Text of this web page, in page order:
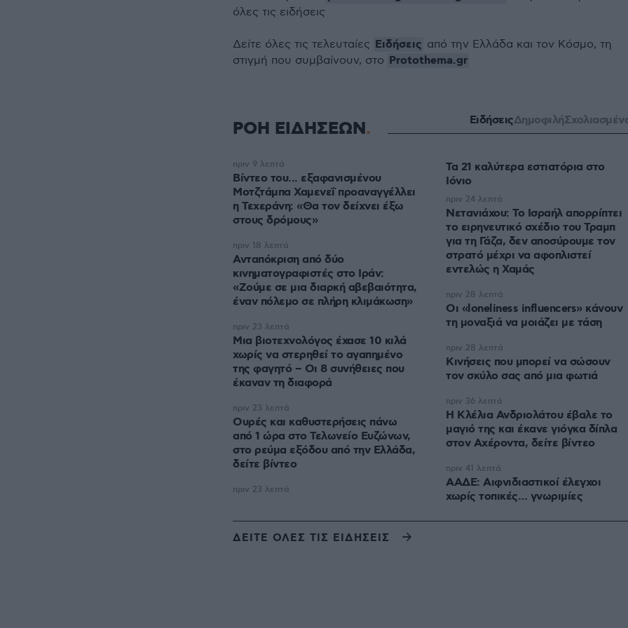
όλες τις ειδήσεις
Δείτε όλες τις τελευταίες Ειδήσεις από την Ελλάδα και τον Κόσμο, τη
στιγμή που συμβαίνουν, στο Protothema.gr
ΡΟΗ ΕΙΔΗΣΕΩΝ ΕιδήσειςΔημοφιλή
Βίντεο του... εξαφανισμένου
Μοτζτάμπα Χαμενεΐ προαναγγέλλει
η Τεχεράνη: «Θα τον δείχνει έξω
στους δρόμους»
πριν 9 λεπτά
Ανταπόκριση από δύο
κινηματογραφιστές στο Ιράν:
«Ζούμε σε μια διαρκή αβεβαιότητα,
έναν πόλεμο σε πλήρη κλιμάκωση»
πριν 18 λεπτά
Μια βιοτεχνολόγος έχασε 10 κιλά
χωρίς να στερηθεί το αγαπημένο
της φαγητό – Οι 8 συνήθειες που
έκαναν τη διαφορά
πριν 23 λεπτά
Ουρές και καθυστερήσεις πάνω
από 1 ώρα στο Τελωνείο Ευζώνων,
στο ρεύμα εξόδου από την Ελλάδα,
δείτε βίντεο
πριν 23 λεπτά
Τα 21 καλύτερα εστιατόρια στο
Ιόνιο
πριν 23 λεπτά
Νετανιάχου: Το Ισραήλ απορρίπτει
το ειρηνευτικό σχέδιο του Τραμπ
για τη Γάζα, δεν αποσύρουμε τον
στρατό μέχρι να αφοπλιστεί
εντελώς η Χαμάς
πριν 24 λεπτά
Οι «loneliness influencers» κάνουν
τη μοναξιά να μοιάζει με τάση
πριν 28 λεπτά
Κινήσεις που μπορεί να σώσουν
τον σκύλο σας από μια φωτιά
πριν 28 λεπτά
Η Κλέλια Ανδριολάτου έβαλε το
μαγιό της και έκανε γιόγκα δίπλα
στον Αχέροντα, δείτε βίντεο
πριν 36 λεπτά
ΑΑΔΕ: Αιφνιδιαστικοί έλεγχοι
χωρίς τοπικές… γνωριμίες
πριν 41 λεπτά
ΔΕΙΤΕ ΟΛΕΣ ΤΙΣ ΕΙΔΗΣΕΙΣ